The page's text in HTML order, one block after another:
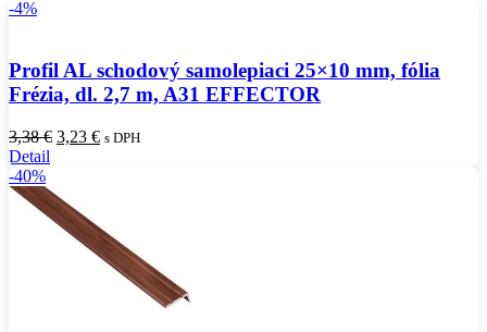
-4%
Profil AL schodový samolepiaci 25×10 mm, fólia
Frézia, dl. 2,7 m, A31 EFFECTOR
3,38€ Pôvodná
3,38 €.
3,23 €Aktuálna
s DPH
Detail
-40%